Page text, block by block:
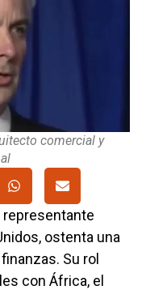
comercial y
ostenta una
Su rol
con África, el